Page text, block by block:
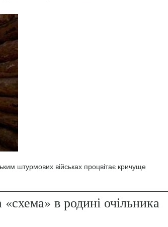
штурмових військах процвітає кричуще
в родині очільника